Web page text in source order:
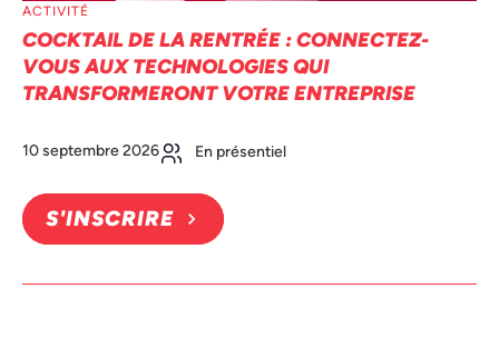
ACTIVITÉ
COCKTAIL DE LA RENTRÉE : CONNECTEZ-
VOUS AUX TECHNOLOGIES QUI
TRANSFORMERONT VOTRE ENTREPRISE
10 septembre 2026 En présentiel
S'INSCRIRE